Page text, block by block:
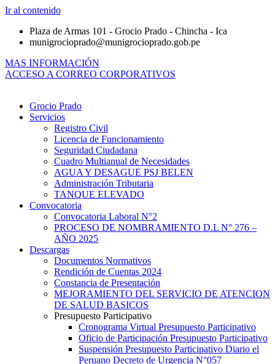
Ir al contenido
Plaza de Armas 101 - Grocio Prado - Chincha - Ica
munigrocioprado@munigrocioprado.gob.pe
MAS INFORMACIÓN
ACCESO A CORREO CORPORATIVOS
Grocio Prado
Servicios
Registro Civil
Licencia de Funcionamiento
Seguridad Ciudadana
Cuadro Multianual de Necesidades
AGUA Y DESAGUE PSJ BELEN
Administración Tributaria
TANQUE ELEVADO
Convocatoria
Convocatoria Laboral N°2
PROCESO DE NOMBRAMIENTO D.L N° 276 –
AÑO 2025
Descargas
Documentos Normativos
Rendición de Cuentas 2024
Constancia de Presentación
MEJORAMIENTO DEL SERVICIO DE ATENCION
DE SALUD BASICOS
Presupuesto Participativo
Cronograma Virtual Presupuesto Participativo
Oficio de Participación Presupuesto Participativo
Suspensión Presupuesto Participativo Diario el
Peruano Decreto de Urgencia N°057